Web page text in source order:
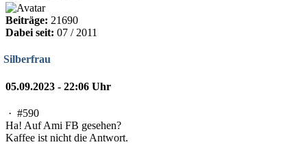
Beiträge: 21690
Dabei seit: 07 / 2011
Silberfrau
05.09.2023 - 22:06 Uhr
· #590
Ha! Auf Ami FB gesehen?
Kaffee ist nicht die Antwort.